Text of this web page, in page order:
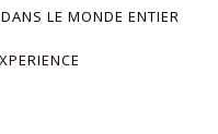
LE MONDE ENTIER